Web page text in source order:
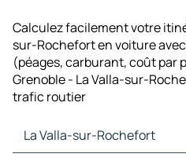
Calculez facilement votre
sur-Rochefort en voiture
(péages, carburant, coût par
Grenoble - La Valla-sur-
trafic routier
La Valla-sur-Rochefort